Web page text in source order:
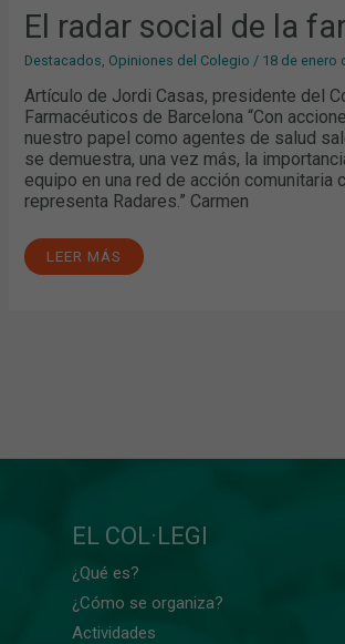
El radar social de la
Destacados Opiniones del Colegio / 18 de enero
Artículo de Jordi Casas, presidente del
Farmacéuticos de Barcelona “Con
nuestro papel como agentes de salud
se demuestra, una vez más, la
equipo en una red de acción comunitaria
representa Radares.” Carmen
LEER MÁS
EL COL·LEGI
¿Qué es?
¿Cómo se organiza?
Actividades